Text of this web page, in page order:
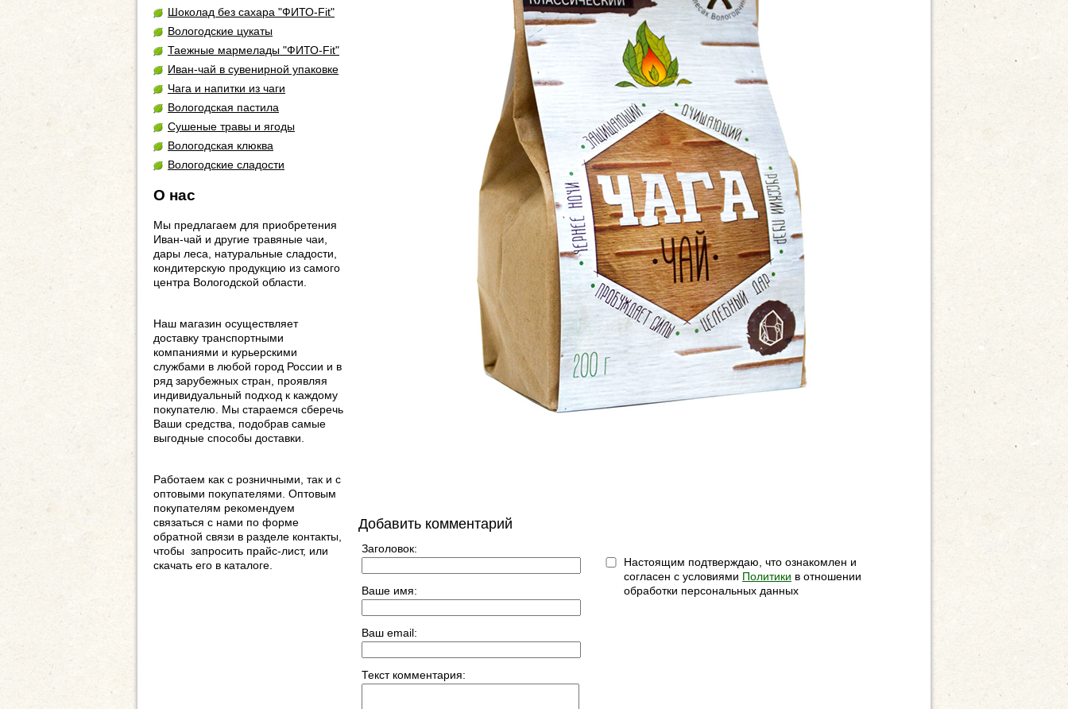
Шоколад без сахара "ФИТО-Fit"
Вологодские цукаты
Таежные мармелады "ФИТО-Fit"
Иван-чай в сувенирной упаковке
Чага и напитки из чаги
Вологодская пастила
Сушеные травы и ягоды
Вологодская клюква
Вологодские сладости
О нас
Мы предлагаем для приобретения
Иван-чай и другие травяные чаи,
дары леса, натуральные сладости,
кондитерскую продукцию из самого
центра Вологодской области.
Наш магазин осуществляет
доставку транспортными
компаниями и курьерскими
службами в любой город России и в
ряд зарубежных стран, проявляя
индивидуальный подход к каждому
покупателю. Мы стараемся сберечь
Ваши средства, подобрав самые
выгодные способы доставки.
Работаем как с розничными, так и с
оптовыми покупателями. Оптовым
покупателям рекомендуем
связаться с нами по форме
обратной связи в разделе контакты,
чтобы запросить прайс-лист, или
скачать его в каталоге.
Добавить комментарий
Заголовок:
Ваше имя:
Ваш email:
Текст комментария:
Настоящим подтверждаю, что ознакомлен и
согласен с условиями Политики в отношении
обработки персональных данных